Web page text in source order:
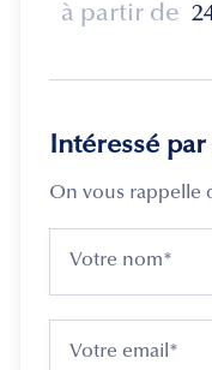
à partir de
Intéressé
On vous rappelle